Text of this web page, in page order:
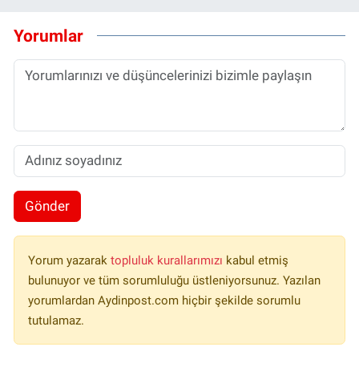
Yorumlar
Gönder
Yorum yazarak topluluk kurallarımızı kabul etmiş
bulunuyor ve tüm sorumluluğu üstleniyorsunuz. Yazılan
yorumlardan Aydinpost.com hiçbir şekilde sorumlu
tutulamaz.